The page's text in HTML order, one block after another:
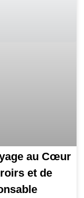
au Cœur
et de